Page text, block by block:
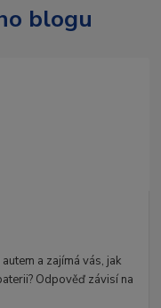
blogu
a zajímá vás, jak
Odpověď závisí na